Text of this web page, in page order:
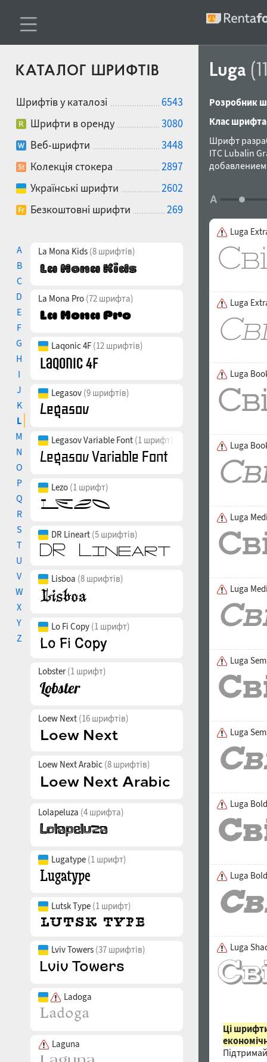
КАТАЛОГ ШРИФТІВ
Шрифтів у каталозі
6543
Шрифти в оренду
3080
Веб-шрифти
3448
Колекція стокера
2897
Українські шрифти
2602
Безкоштовні шрифти
269
A
B
C
D
E
F
G
H
I
J
K
L
M
N
O
P
Q
R
S
T
U
V
W
X
Y
Z
La Mona Kids (8 шрифтів)
La Mona Pro (72 шрифта)
Laqonic 4F (12 шрифтів)
Legasov (9 шрифтів)
Legasov Variable Font (1 шрифт)
Lezo (1 шрифт)
DR Lineart (5 шрифтів)
Lisboa (8 шрифтів)
Lo Fi Copy (1 шрифт)
Lobster(1 шрифт)
Loew Next (16 шрифтів)
Loew Next Arabic (8 шрифтів)
Lolapeluza (4 шрифта)
Lugatype (1 шрифт)
Lutsk Type (1 шрифт)
Lviv Towers (37 шрифтів)
Ladoga
Laguna
Luga
Розробник
Клас
Шрифт
ITC Lubalin
Luga
Luga
Luga
Luga
Luga
Luga
Luga
Luga
Luga Bold
Luga
Luga
Ці